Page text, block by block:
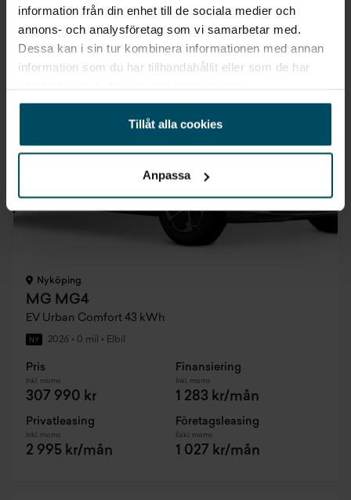
information från din enhet till de sociala medier och
annons- och analysföretag som vi samarbetar med.
Dessa kan i sin tur kombinera informationen med annan
information som du har tillhandahållit eller som de har
Tillåt alla cookies
Anpassa
Elbilspremie 0% ränta
Nyköping
MG MG4
EV Urban Comfort 43 kWh
NY 2026 • 0 mil • Elbil
Pris
Inkl. moms
307 990 kr
Finansiering
Inkl. moms
1 283 kr/mån
Privatleasing
Inkl. moms
2 995 kr/mån
Företagsleasing
Exkl. moms
1 027 kr/mån